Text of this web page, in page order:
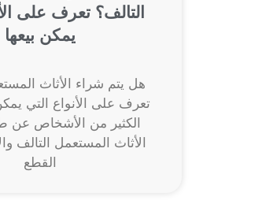
التالف؟ تعرف على
يمكن بيعها
هل يتم شراء الأثاث
تعرف على الأنواع التي
الكثير من الأشخاص عن
الأثاث المستعمل التالف
القطع